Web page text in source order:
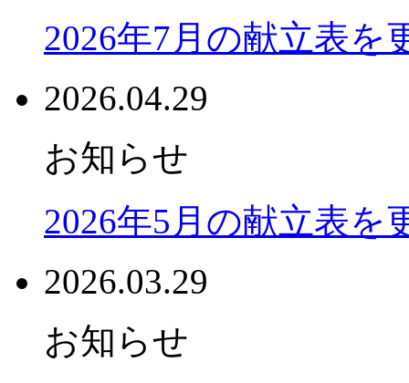
2026年7月の献立表を
2026.04.29
お知らせ
2026年5月の献立表を
2026.03.29
お知らせ